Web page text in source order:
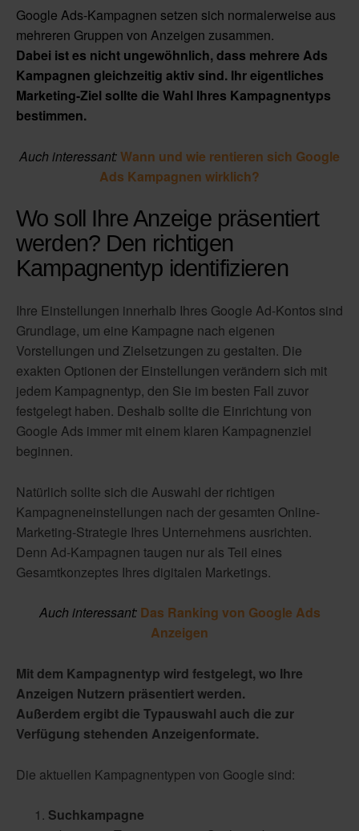
Google Ads-Kampagnen setzen sich normalerweise aus
mehreren Gruppen von Anzeigen zusammen.
Dabei ist es nicht ungewöhnlich, dass mehrere Ads
Kampagnen gleichzeitig aktiv sind. Ihr eigentliches
Marketing-Ziel sollte die Wahl Ihres Kampagnentyps
bestimmen.
Auch interessant:Wann und wie rentieren sich Google
Ads Kampagnen wirklich?
Wo soll Ihre Anzeige präsentiert
werden? Den richtigen
Kampagnentyp identifizieren
Ihre Einstellungen innerhalb Ihres Google Ad-Kontos sind
Grundlage, um eine Kampagne nach eigenen
Vorstellungen und Zielsetzungen zu gestalten. Die
exakten Optionen der Einstellungen verändern sich mit
jedem Kampagnentyp, den Sie im besten Fall zuvor
festgelegt haben. Deshalb sollte die Einrichtung von
Google Ads immer mit einem klaren Kampagnenziel
beginnen.
Natürlich sollte sich die Auswahl der richtigen
Kampagneneinstellungen nach der gesamten Online-
Marketing-Strategie Ihres Unternehmens ausrichten.
Denn Ad-Kampagnen taugen nur als Teil eines
Gesamtkonzeptes Ihres digitalen Marketings.
Auch interessant: Das Ranking von Google Ads
Anzeigen
Mit dem Kampagnentyp wird festgelegt, wo Ihre
Anzeigen Nutzern präsentiert werden.
Außerdem ergibt die Typauswahl auch die zur
Verfügung stehenden Anzeigenformate.
Die aktuellen Kampagnentypen von Google sind:
Suchkampagne